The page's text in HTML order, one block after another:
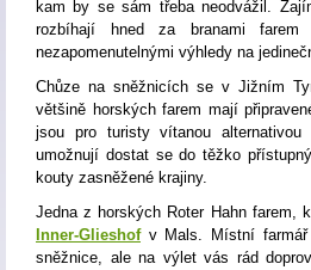
kam by se sám třeba neodvážil.
rozbíhají hned za branami
nezapomenutelnými výhledy na
Chůze na sněžnicích se v Jižním
většině horských farem mají
jsou pro turisty vítanou
umožnují dostat se do těžko
kouty zasněžené krajiny.
Jedna z horských Roter Hahn farem,
Inner-Glieshofv Mals. Místní farmář
sněžnice, ale na výlet vás rád